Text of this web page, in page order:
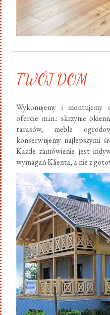
TWÓJ DOM
Wykonujemy i montujemy
ofercie m.in.: skrzynie
tarasów, meble
konserwujemy najlepszymi
Każde zamówienie jest
wymagań Klienta, a nie z